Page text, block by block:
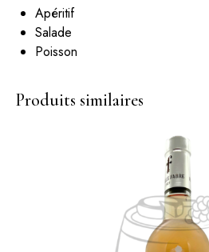
Apéritif
Salade
Poisson
Produits similaires